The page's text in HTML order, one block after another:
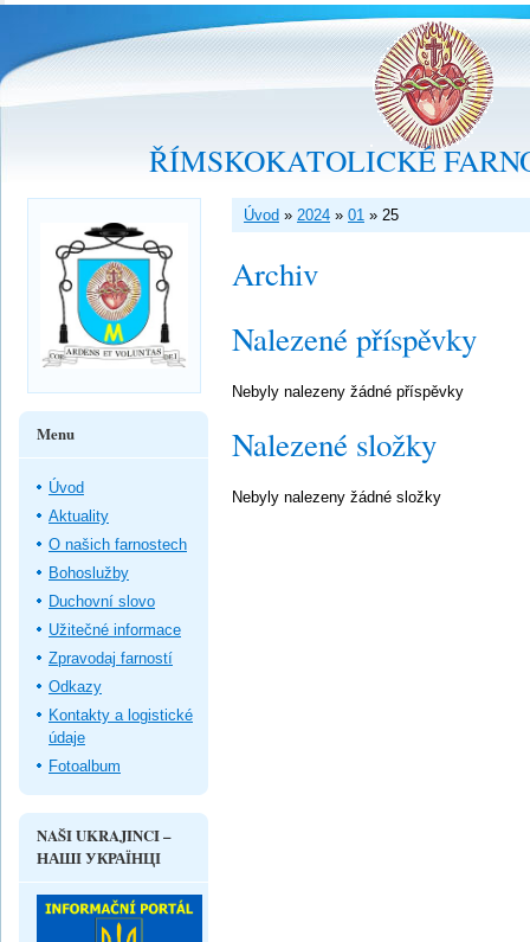
ŘÍMSKOKATOLICKÉ
Úvod » 2024 » 01 » 25
Archiv
Nalezené příspěvky
Nebyly nalezeny žádné příspěvky
Nalezené složky
Nebyly nalezeny žádné složky
Menu
Úvod
Aktuality
O našich farnostech
Bohoslužby
Duchovní slovo
Užitečné informace
Zpravodaj farností
Odkazy
Kontakty a logistické
údaje
Fotoalbum
NAŠI UKRAJINCI –
НАШІ УКРАЇНЦІ